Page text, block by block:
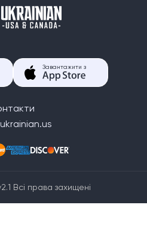
Завантажити з
Всі права захищені